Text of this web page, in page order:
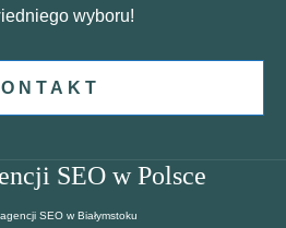
wyboru!
SEO w Polsce
SEO w Białymstoku